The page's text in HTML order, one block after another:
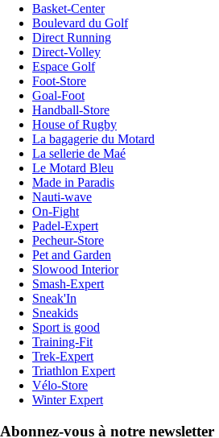
Basket-Center
Boulevard du Golf
Direct Running
Direct-Volley
Espace Golf
Foot-Store
Goal-Foot
Handball-Store
House of Rugby
La bagagerie du Motard
La sellerie de Maé
Le Motard Bleu
Made in Paradis
Nauti-wave
On-Fight
Padel-Expert
Pecheur-Store
Pet and Garden
Slowood Interior
Smash-Expert
Sneak'In
Sneakids
Sport is good
Training-Fit
Trek-Expert
Triathlon Expert
Vélo-Store
Winter Expert
Abonnez-vous à notre newsletter